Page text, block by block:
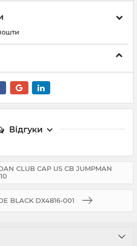
Відгуки
CLUB CAP US CB JUMPMAN
BLACK DX4816-001